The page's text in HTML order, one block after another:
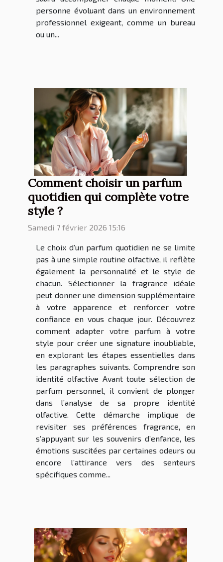
personne évoluant dans un environnement
professionnel exigeant, comme un bureau
ou un...
Comment choisir un parfum
quotidien qui complète votre
style ?
Samedi 7 février 2026 15:16
Le choix d’un parfum quotidien ne se limite
pas à une simple routine olfactive, il reflète
également la personnalité et le style de
chacun. Sélectionner la fragrance idéale
peut donner une dimension supplémentaire
à votre apparence et renforcer votre
confiance en vous chaque jour. Découvrez
comment adapter votre parfum à votre
style pour créer une signature inoubliable,
en explorant les étapes essentielles dans
les paragraphes suivants. Comprendre son
identité olfactive Avant toute sélection de
parfum personnel, il convient de plonger
dans l’analyse de sa propre identité
olfactive. Cette démarche implique de
revisiter ses préférences fragrance, en
s’appuyant sur les souvenirs d’enfance, les
émotions suscitées par certaines odeurs ou
encore l’attirance vers des senteurs
spécifiques comme...